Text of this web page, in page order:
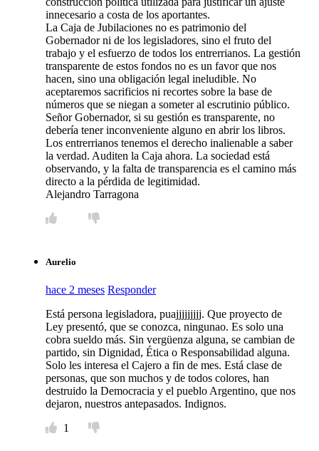
innecesario a costa de los aportantes.
​La Caja de Jubilaciones no es patrimonio del
Gobernador ni de los legisladores, sino el fruto del
trabajo y el esfuerzo de todos los entrerrianos. La gestión
transparente de estos fondos no es un favor que nos
hacen, sino una obligación legal ineludible. No
aceptaremos sacrificios ni recortes sobre la base de
números que se niegan a someter al escrutinio público.
​Señor Gobernador, si su gestión es transparente, no
debería tener inconveniente alguno en abrir los libros.
Los entrerrianos tenemos el derecho inalienable a saber
la verdad. Auditen la Caja ahora. La sociedad está
observando, y la falta de transparencia es el camino más
directo a la pérdida de legitimidad.
​Alejandro Tarragona
Aurelio
hace 2 meses Responder
Está persona legisladora, puajjjjjjjjj. Que proyecto de
Ley presentó, que se conozca, ningunao. Es solo una
cobra sueldo más. Sin vergüenza alguna, se cambian de
partido, sin Dignidad, Ética o Responsabilidad alguna.
Solo les interesa el Cajero a fin de mes. Está clase de
personas, que son muchos y de todos colores, han
destruido la Democracia y el pueblo Argentino, que nos
dejaron, nuestros antepasados. Indignos.
1